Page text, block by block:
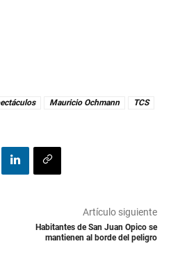
Mauricio Ochmann
TCS
Artículo siguiente
Habitantes de San Juan Opico se
mantienen al borde del peligro